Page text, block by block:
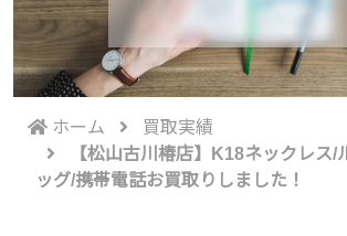
ホーム
買取実績
【松山古川椿店】K18ネックレス/
ッグ/携帯電話お買取りしました！